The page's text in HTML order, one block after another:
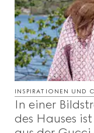
INSPIRATIONEN UND
In einer
des Hauses